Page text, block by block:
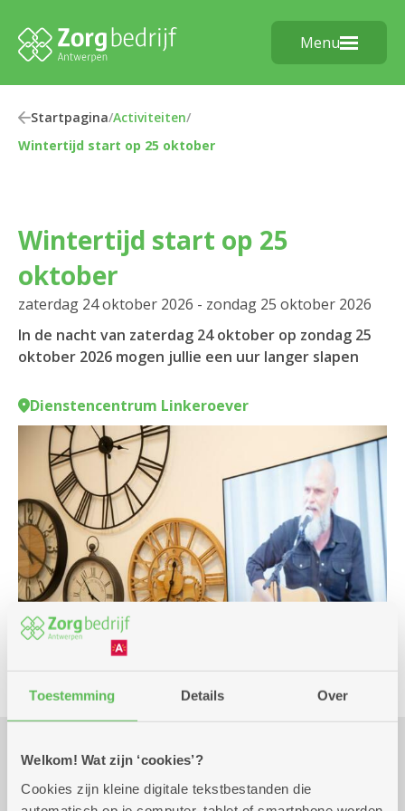
Toestemming Details Over
Welkom! Wat zijn ‘cookies’?
Cookies zijn kleine digitale tekstbestanden die
Menu
Startpagina/Activiteiten/
Wintertijd start op 25 oktober
Wintertijd start op 25
oktober
zaterdag 24 oktober 2026 - zondag 25 oktober 2026
In de nacht van zaterdag 24 oktober op zondag 25
oktober 2026 mogen jullie een uur langer slapen
Dienstencentrum Linkeroever
Praktisch